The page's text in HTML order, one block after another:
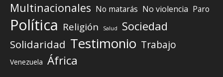
Multinacionales No matarás No violencia Paro
Política Religión Salud Sociedad
Solidaridad Testimonio Trabajo
Venezuela África